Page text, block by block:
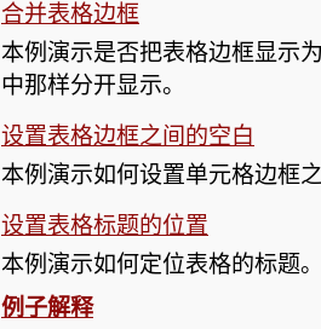
合并表格边框
本例演示是否把表格边框显示
中那样分开显示。
设置表格边框之间的空白
本例演示如何设置单元格边框
设置表格标题的位置
本例演示如何定位表格的标题
例子解释